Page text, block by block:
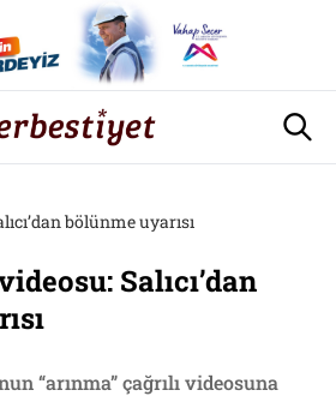
bölünme uyarısı
Salıcı’dan
“arınma” çağrılı videosuna